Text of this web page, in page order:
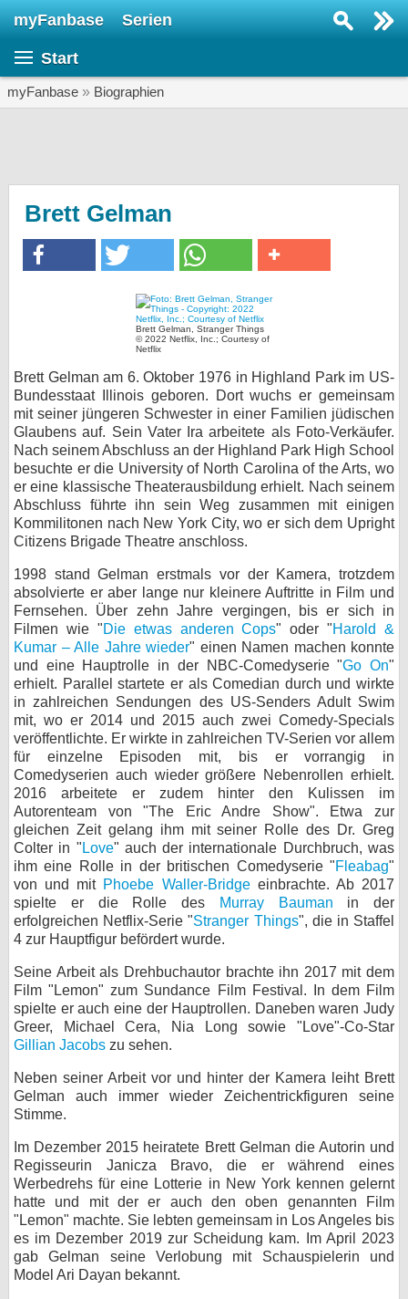
myFanbase Serien
Start
myFanbase » Biographien
Brett Gelman
Brett Gelman, Stranger Things
© 2022 Netflix, Inc.; Courtesy of
Netflix
Brett Gelman am 6. Oktober 1976 in Highland Park im US-
Bundesstaat Illinois geboren. Dort wuchs er gemeinsam
mit seiner jüngeren Schwester in einer Familien jüdischen
Glaubens auf. Sein Vater Ira arbeitete als Foto-Verkäufer.
Nach seinem Abschluss an der Highland Park High School
besuchte er die University of North Carolina of the Arts, wo
er eine klassische Theaterausbildung erhielt. Nach seinem
Abschluss führte ihn sein Weg zusammen mit einigen
Kommilitonen nach New York City, wo er sich dem Upright
Citizens Brigade Theatre anschloss.
1998 stand Gelman erstmals vor der Kamera, trotzdem
absolvierte er aber lange nur kleinere Auftritte in Film und
Fernsehen. Über zehn Jahre vergingen, bis er sich in
Filmen wie "Die etwas anderen Cops" oder "Harold &
Kumar – Alle Jahre wieder" einen Namen machen konnte
und eine Hauptrolle in der NBC-Comedyserie "Go On"
erhielt. Parallel startete er als Comedian durch und wirkte
in zahlreichen Sendungen des US-Senders Adult Swim
mit, wo er 2014 und 2015 auch zwei Comedy-Specials
veröffentlichte. Er wirkte in zahlreichen TV-Serien vor allem
für einzelne Episoden mit, bis er vorrangig in
Comedyserien auch wieder größere Nebenrollen erhielt.
2016 arbeitete er zudem hinter den Kulissen im
Autorenteam von "The Eric Andre Show". Etwa zur
gleichen Zeit gelang ihm mit seiner Rolle des Dr. Greg
Colter in " Love" auch der internationale Durchbruch, was
ihm eine Rolle in der britischen Comedyserie "Fleabag"
von und mit Phoebe Waller-Bridgeeinbrachte. Ab 2017
spielte er die Rolle des
Murray Bauman in der
erfolgreichen Netflix-Serie "Stranger Things", die in Staffel
4 zur Hauptfigur befördert wurde.
Seine Arbeit als Drehbuchautor brachte ihn 2017 mit dem
Film "Lemon" zum Sundance Film Festival. In dem Film
spielte er auch eine der Hauptrollen. Daneben waren Judy
Greer, Michael Cera, Nia Long sowie "Love"-Co-Star
Gillian Jacobs zu sehen.
Neben seiner Arbeit vor und hinter der Kamera leiht Brett
Gelman auch immer wieder Zeichentrickfiguren seine
Stimme.
Im Dezember 2015 heiratete Brett Gelman die Autorin und
Regisseurin Janicza Bravo, die er während eines
Werbedrehs für eine Lotterie in New York kennen gelernt
hatte und mit der er auch den oben genannten Film
"Lemon" machte. Sie lebten gemeinsam in Los Angeles bis
es im Dezember 2019 zur Scheidung kam. Im April 2023
gab Gelman seine Verlobung mit Schauspielerin und
Model Ari Dayan bekannt.
Veranstaltungen
KULTUR
Specials
SERVICE
Forum
bei X
bei Facebook
Kontakt
Nutzungsbedingungen
Datenschutz
Cookie-Einstellungen
Impressum
Desktop-Ansicht
myFanbase